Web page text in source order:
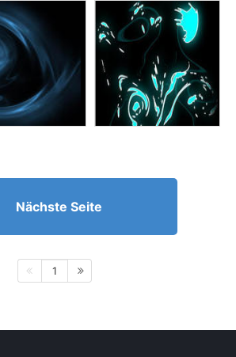
Nächste Seite
1